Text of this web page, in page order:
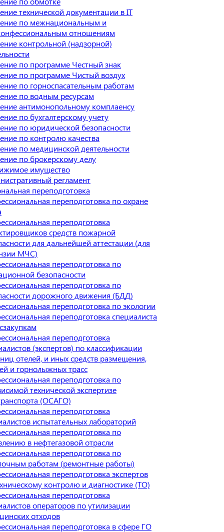
технической документации в IT
по межнациональным и
отношениям
контрольной (надзорной)
по программе Честный знак
по программе Чистый воздух
по горноспасательным работам
по водным ресурсам
антимонопольному комплаенсу
по бухгалтерскому учету
по юридической безопасности
по контролю качества
по медицинской деятельности
по брокерскому делу
имущество
регламент
переподготовка
переподготовка по охране
переподготовка
средств пожарной
для дальнейшей аттестации (для
МЧС)
переподготовка по
безопасности
переподготовка по
дорожного движения (БДД)
переподготовка по экологии
переподготовка специалиста
переподготовка
(экспертов) по классификации
отелей, и иных средств размещения,
и горнолыжных трасс
переподготовка по
технической экспертизе
(ОСАГО)
переподготовка
испытательных лабораторий
переподготовка по
в нефтегазовой отрасли
переподготовка по
работам (ремонтные работы)
переподготовка экспертов
контролю и диагностике (ТО)
переподготовка
операторов по утилизации
отходов
переподготовка в сфере ГО